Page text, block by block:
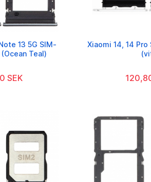
13 5G SIM-
Teal)
SEK
Xiaomi 14, 14